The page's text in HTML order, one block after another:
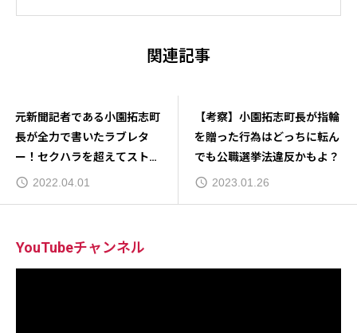
関連記事
元新聞記者である小園拓志町
長が全力で書いたラブレタ
ー！セクハラを超えてストー
カーレベル？
2022.04.01
【考察】小園拓志町長が指輪
を贈った行為はどっちに転ん
でも公職選挙法違反かもよ？
2023.01.26
YouTubeチャンネル